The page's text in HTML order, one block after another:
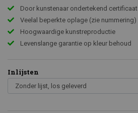
Door kunstenaar ondertekend certificaat
Veelal beperkte oplage (zie nummering)
Hoogwaardige kunstreproductie
Levenslange garantie op kleur behoud
Inlijsten